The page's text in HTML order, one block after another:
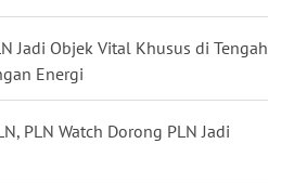
Jadi Objek Vital Khusus di Tengah
Energi
PLN Watch Dorong PLN Jadi